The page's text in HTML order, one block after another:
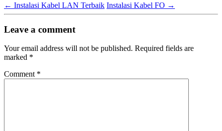
← Instalasi Kabel LAN Terbaik Instalasi Kabel FO →
Leave a comment
Your email address will not be published. Required fields are
marked *
Comment *